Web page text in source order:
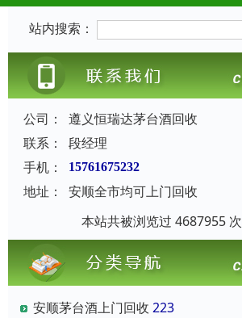
站内搜索：
公司：
遵义恒瑞达茅台酒回收
联系：
段经理
手机：
15761675232
地址：
安顺全市均可上门回收
本站共被浏览过 4687955 次
安顺茅台酒上门回收 223